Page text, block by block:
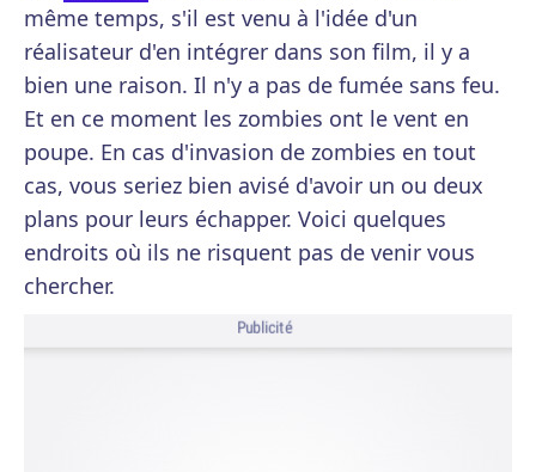
même temps, s'il est venu à l'idée d'un
réalisateur d'en intégrer dans son film, il y a
bien une raison. Il n'y a pas de fumée sans feu.
Et en ce moment les zombies ont le vent en
poupe. En cas d'invasion de zombies en tout
cas, vous seriez bien avisé d'avoir un ou deux
plans pour leurs échapper. Voici quelques
endroits où ils ne risquent pas de venir vous
chercher.
Publicité